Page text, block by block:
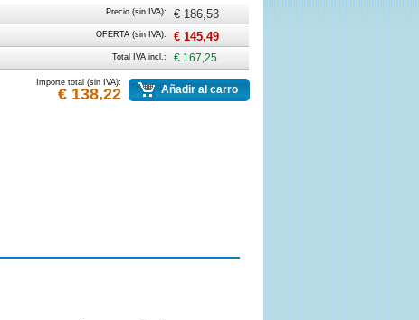
Precio (sin IVA): € 186,53
OFERTA (sin IVA): € 145,49
Total IVA incl.: € 167,25
Importe total (sin IVA):
€ 138,22 Añadir al carro